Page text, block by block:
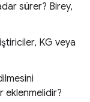
sürer? Birey,
KG veya
eklenmelidir?